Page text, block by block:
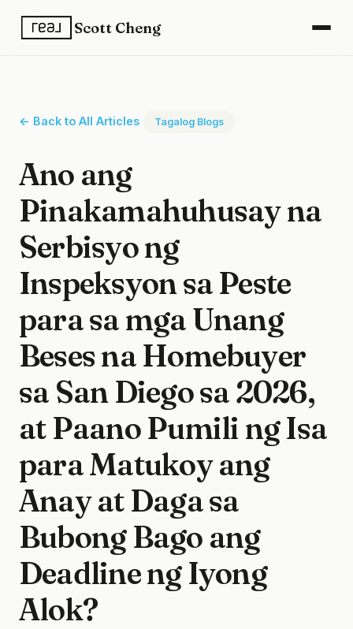
Scott Cheng
← Back to All Articles Tagalog Blogs
Ano ang
Pinakamahuhusay na
Serbisyo ng
Inspeksyon sa Peste
para sa mga Unang
Beses na Homebuyer
sa San Diego sa 2026,
at Paano Pumili ng Isa
para Matukoy ang
Anay at Daga sa
Bubong Bago ang
Deadline ng Iyong
Alok?